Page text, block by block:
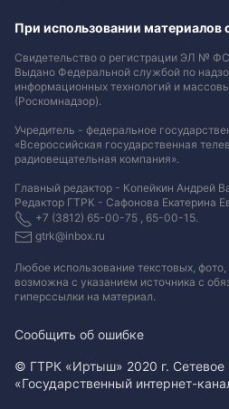
При использовании материалов
Свидетельство о регистрации ЭЛ №
Выдано Федеральной службой по
информационных технологий и
(Роскомнадзор).
Учредитель - федеральное
«Всероссийская государственная
радиовещательная компания».
Главный редактор - Копейкин Андрей
Редактор ГТРК - Сафонова Екатерина
+7 (3812) 65-00-75 , 65-00-15.
gtrk@inbox.ru
Любое использование текстовых,
возможна с указанием источника с
гиперссылки на материал.
Сообщить об ошибке
© ГТРК «Иртыш» 2020 г. Сетевое
«Государственный интернет-